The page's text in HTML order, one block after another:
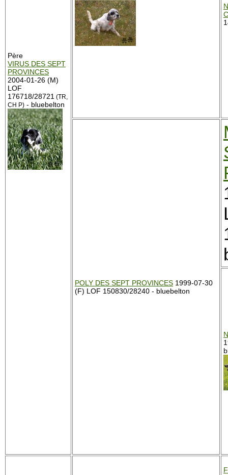
Père
VIRUS DES SEPT
PROVINCES
2004-01-26 (M)
LOF
176718/28721 (TR,
CH P) - bluebelton
POLY DES SEPT PROVINCES 1999-07-30
(F) LOF 150830/28240 - bluebelton